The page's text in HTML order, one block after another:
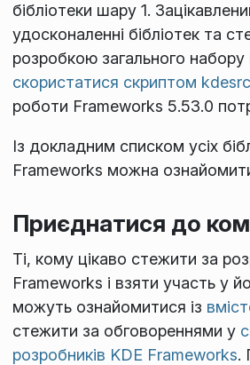
бібліотеки шару 1.
удосконаленні бібліотек та
розробкою загального набору
скористатися скриптом
роботи Frameworks 5.53.0
Із докладним списком усіх
Frameworks можна
Приєднатися до
Ті, кому цікаво стежити за
Frameworks і взяти участь у
можуть ознайомитися із
стежити за обговореннями у
розробників KDE Frameworks.